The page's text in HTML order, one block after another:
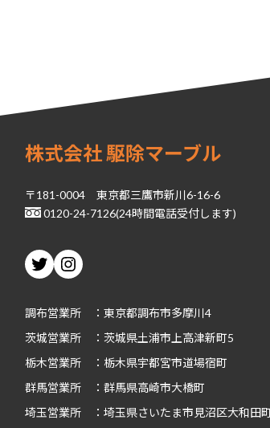
株式会社 駆除マーブル
〒181-0004 東京都三鷹市新川6-16-6
0120-24-7126(24時間電話受付します)
TwitterInstagram
調布営業所 ：東京都調布市多摩川4
茨城営業所 ：茨城県土浦市上高津新町5
栃木営業所 ：栃木県宇都宮市道場宿町
群馬営業所 ：群馬県高崎市大橋町
埼玉営業所 ：埼玉県さいたま市見沼区大和田